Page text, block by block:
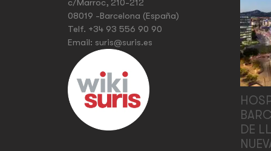
c/Marroc, 210-212
08019 -Barcelona (España)
Telf. +34 93 556 90 90
Email: suris@suris.es
DE